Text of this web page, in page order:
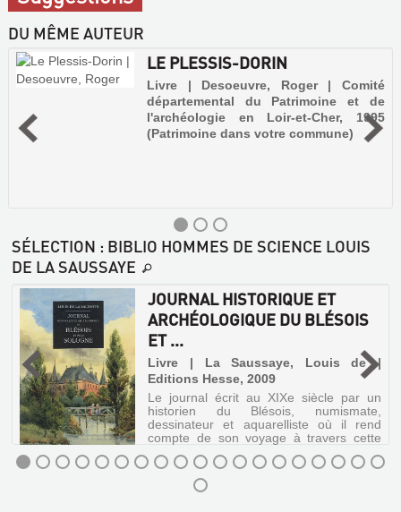
DU MÊME AUTEUR
LE PLESSIS-DORIN
Livre | Desoeuvre, Roger | Comité
départemental du Patrimoine et de
l'archéologie en Loir-et-Cher, 1995
(Patrimoine dans votre commune)
LE
PLESSIS-
DORIN
Livre
|
Desoeuvre,
Roger
SÉLECTION : BIBLIO HOMMES DE SCIENCE LOUIS
DE LA SAUSSAYE
JOURNAL HISTORIQUE ET
ARCHÉOLOGIQUE DU BLÉSOIS
ET ...
Livre | La Saussaye, Louis de |
Editions Hesse, 2009
Le journal écrit au XIXe siècle par un
historien du Blésois, numismate,
dessinateur et aquarelliste où il rend
compte de son voyage à travers cette
région de faits archéologiques,
historiques et personnels.